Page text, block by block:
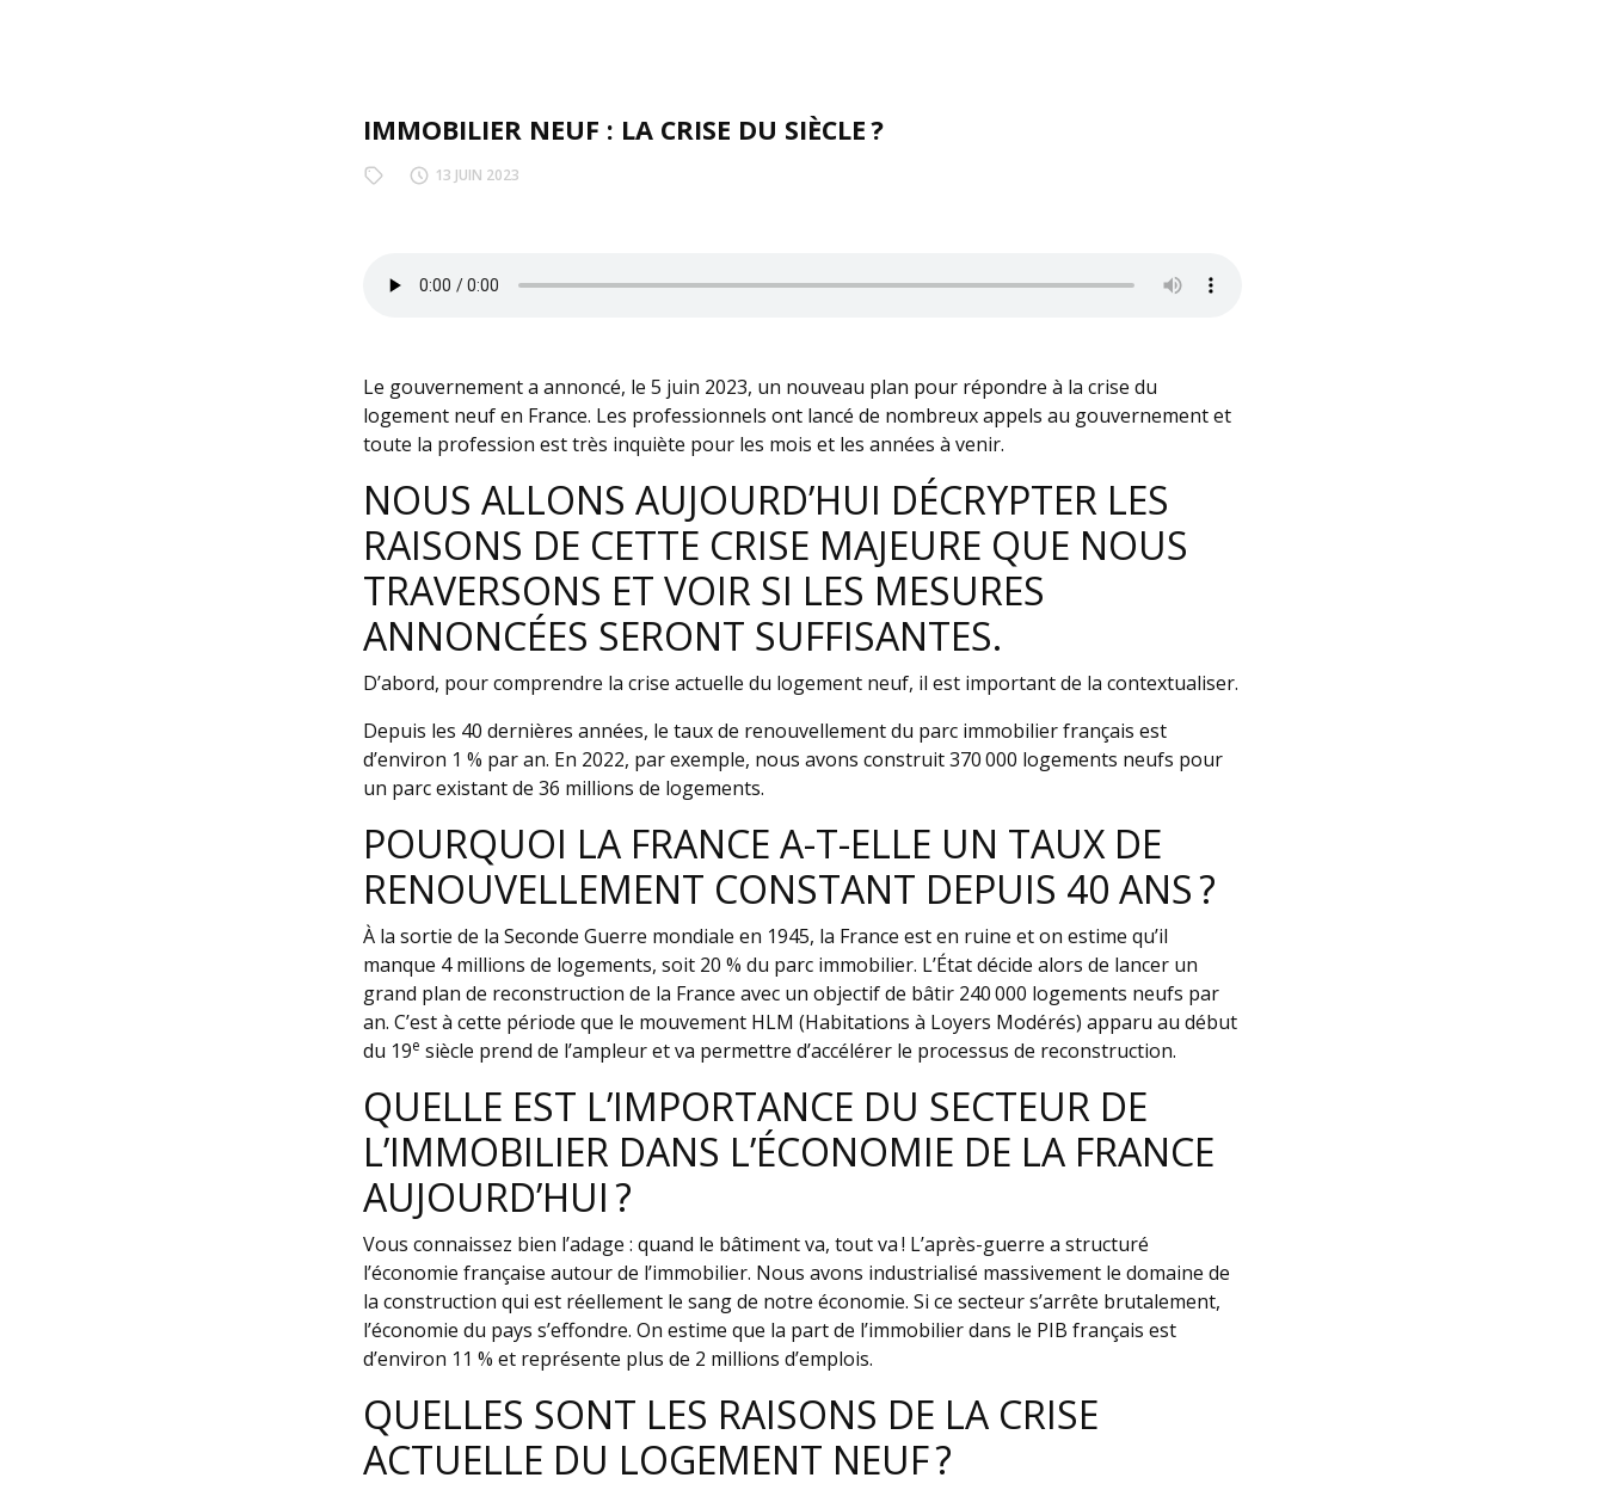
IMMOBILIER NEUF : LA CRISE DU SIÈCLE ?
13 JUIN 2023
Le gouvernement a annoncé, le 5 juin 2023, un nouveau plan pour répondre à la crise du
logement neuf en France. Les professionnels ont lancé de nombreux appels au gouvernement et
toute la profession est très inquiète pour les mois et les années à venir.
NOUS ALLONS AUJOURD’HUI DÉCRYPTER LES
RAISONS DE CETTE CRISE MAJEURE QUE NOUS
TRAVERSONS ET VOIR SI LES MESURES
ANNONCÉES SERONT SUFFISANTES.
D’abord, pour comprendre la crise actuelle du logement neuf, il est important de la contextualiser.
Depuis les 40 dernières années, le taux de renouvellement du parc immobilier français est
d’environ 1 % par an. En 2022, par exemple, nous avons construit 370 000 logements neufs pour
un parc existant de 36 millions de logements.
POURQUOI LA FRANCE A-T-ELLE UN TAUX DE
RENOUVELLEMENT CONSTANT DEPUIS 40 ANS ?
À la sortie de la Seconde Guerre mondiale en 1945, la France est en ruine et on estime qu’il
manque 4 millions de logements, soit 20 % du parc immobilier. L’État décide alors de lancer un
grand plan de reconstruction de la France avec un objectif de bâtir 240 000 logements neufs par
an. C’est à cette période que le mouvement HLM (Habitations à Loyers Modérés) apparu au début
du 19e siècle prend de l’ampleur et va permettre d’accélérer le processus de reconstruction.
QUELLE EST L’IMPORTANCE DU SECTEUR DE
L’IMMOBILIER DANS L’ÉCONOMIE DE LA FRANCE
AUJOURD’HUI ?
Vous connaissez bien l’adage : quand le bâtiment va, tout va ! L’après-guerre a structuré
l’économie française autour de l’immobilier. Nous avons industrialisé massivement le domaine de
la construction qui est réellement le sang de notre économie. Si ce secteur s’arrête brutalement,
l’économie du pays s’effondre. On estime que la part de l’immobilier dans le PIB français est
d’environ 11 % et représente plus de 2 millions d’emplois.
QUELLES SONT LES RAISONS DE LA CRISE
ACTUELLE DU LOGEMENT NEUF ?